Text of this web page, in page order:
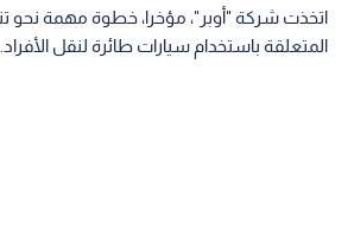
اتخذت شركة "أوبر"، مؤخرا، خطوة مهمة نحو
المتعلقة باستخدام سيارات طائرة لنقل الأفراد.